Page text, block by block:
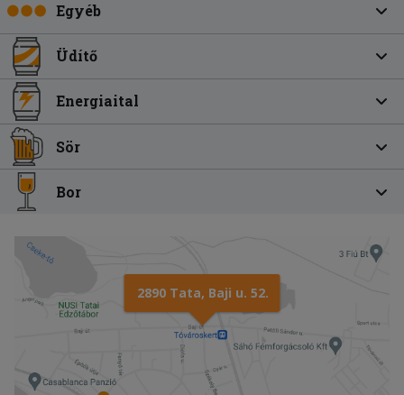
Egyéb
Üdítő
Energiaital
Sör
Bor
2890 Tata, Baji u. 52.